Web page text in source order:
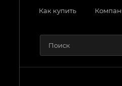
Как купить